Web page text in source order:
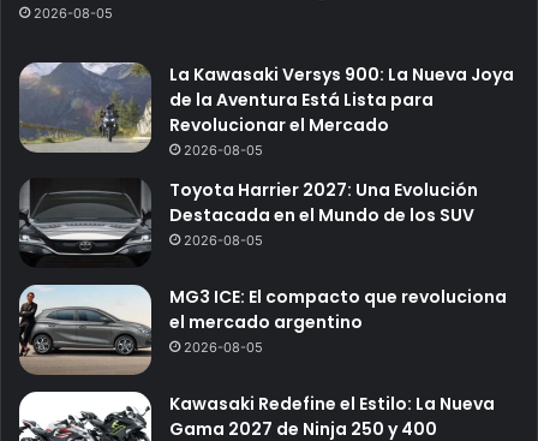
2026-08-05
La Kawasaki Versys 900: La Nueva Joya
de la Aventura Está Lista para
Revolucionar el Mercado
2026-08-05
Toyota Harrier 2027: Una Evolución
Destacada en el Mundo de los SUV
2026-08-05
MG3 ICE: El compacto que revoluciona
el mercado argentino
2026-08-05
Kawasaki Redefine el Estilo: La Nueva
Gama 2027 de Ninja 250 y 400